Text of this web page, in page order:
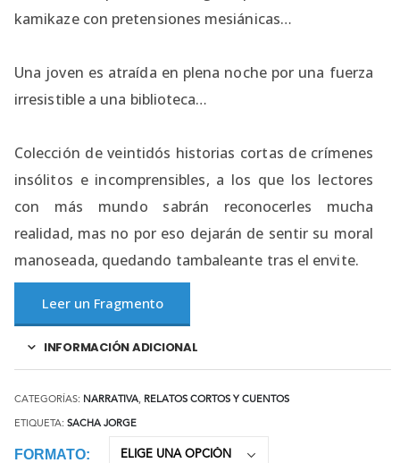
kamikaze con pretensiones mesiánicas…
Una joven es atraída en plena noche por una fuerza
irresistible a una biblioteca…
Colección de veintidós historias cortas de crímenes
insólitos e incomprensibles, a los que los lectores
con más mundo sabrán reconocerles mucha
realidad, mas no por eso dejarán de sentir su moral
manoseada, quedando tambaleante tras el envite.
Leer un Fragmento
INFORMACIÓN ADICIONAL
CATEGORÍAS: NARRATIVA, RELATOS CORTOS Y CUENTOS
ETIQUETA: SACHA JORGE
FORMATO